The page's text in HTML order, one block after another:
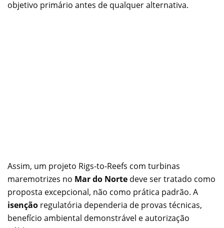
objetivo primário antes de qualquer alternativa.
Assim, um projeto Rigs-to-Reefs com turbinas
maremotrizes no Mar do Norte deve ser tratado como
proposta excepcional, não como prática padrão. A
isenção regulatória dependeria de provas técnicas,
benefício ambiental demonstrável e autorização